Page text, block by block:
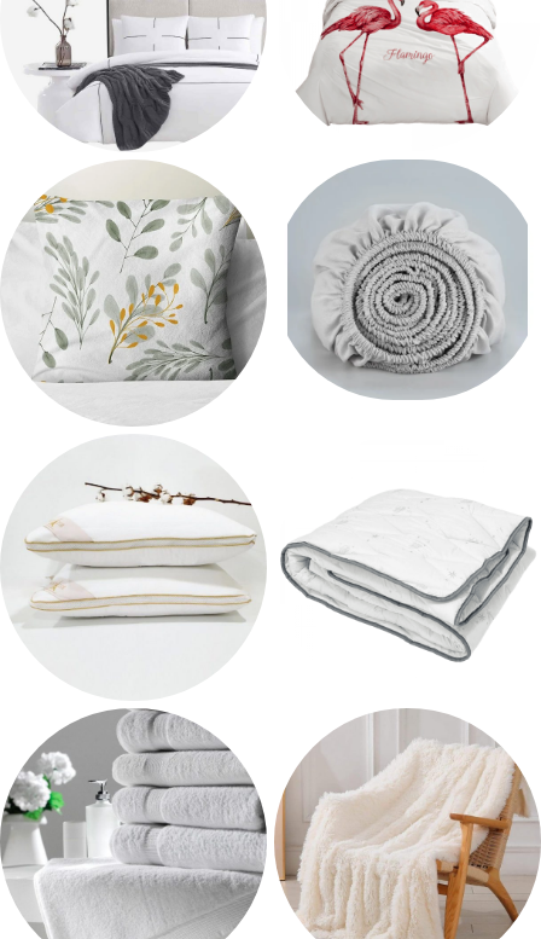
Gultas veļa
627 products
Segas pārvalki
7 products
Spilvendrānas
55 products
Spilveni
51 products
Segas
69 products